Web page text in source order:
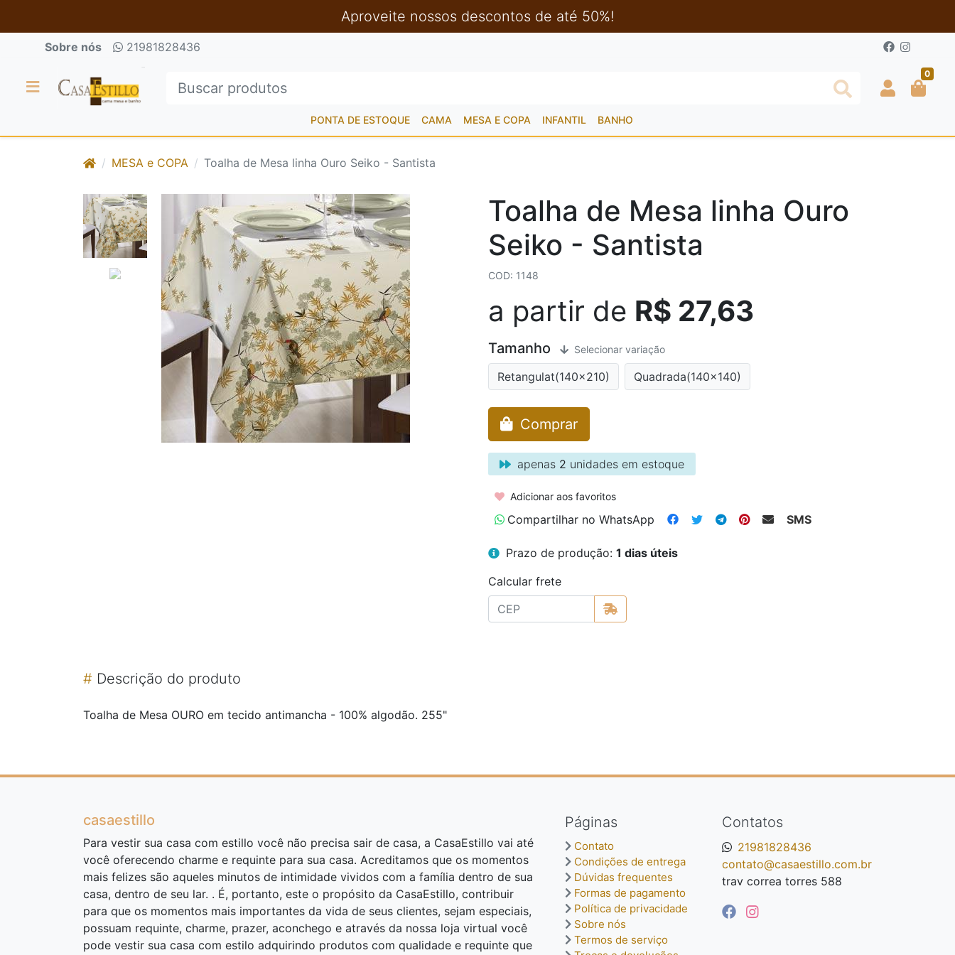
Aproveite nossos descontos de até 50%!
Sobre nós 21981828436
0
PONTA DE ESTOQUE CAMA MESA E COPA INFANTIL BANHO
MESA e COPA Toalha de Mesa linha Ouro Seiko - Santista
Toalha de Mesa linha Ouro
Seiko - Santista
COD: 1148
a partir de R$ 27,63
Tamanho Selecionar variação
Retangulat(140x210) Quadrada(140x140)
Comprar
apenas 2 unidades em estoque
Adicionar aos favoritos
Compartilhar no WhatsApp SMS
Prazo de produção: 1 dias úteis
Calcular frete
# Descrição do produto
Toalha de Mesa OURO em tecido antimancha - 100% algodão. 255"
Contatos
21981828436
contato@casaestillo.com.br
trav correa torres 588
Páginas
Contato
Condições de entrega
Dúvidas frequentes
Formas de pagamento
Política de privacidade
Sobre nós
Termos de serviço
casaestillo
Para vestir sua casa com estillo você não precisa sair de casa, a CasaEstillo vai até
você oferecendo charme e requinte para sua casa. Acreditamos que os momentos
mais felizes são aqueles minutos de intimidade vividos com a família dentro de sua
casa, dentro de seu lar. . É, portanto, este o propósito da CasaEstillo, contribuir
para que os momentos mais importantes da vida de seus clientes, sejam especiais,
possuam requinte, charme, prazer, aconchego e através da nossa loja virtual você
pode vestir sua casa com estilo adquirindo produtos com qualidade e requinte que